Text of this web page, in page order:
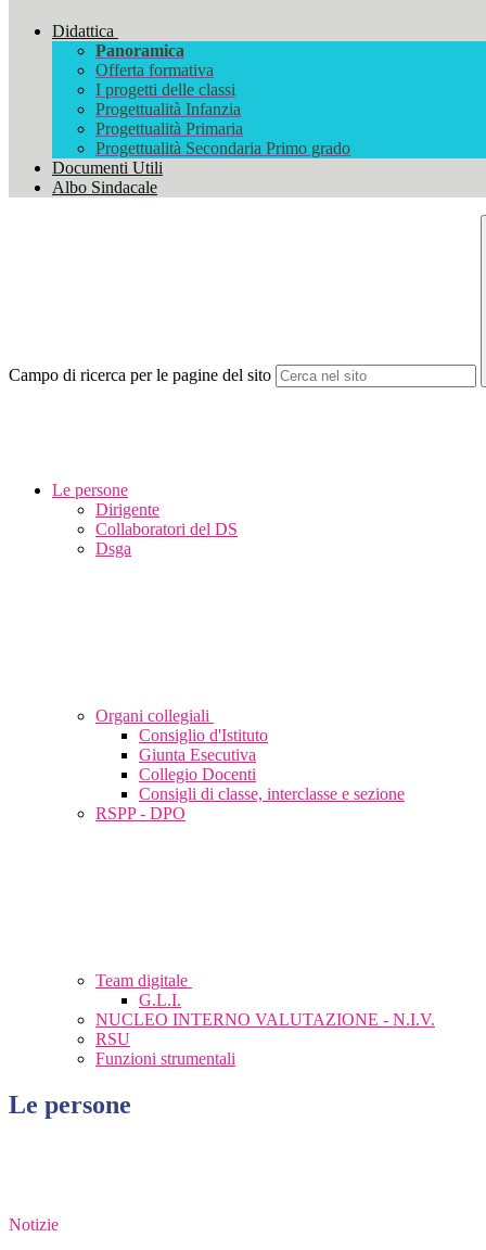
Didattica
Panoramica
Offerta formativa
I progetti delle classi
Progettualità Infanzia
Progettualità Primaria
Progettualità Secondaria Primo grado
Documenti Utili
Albo Sindacale
Campo di ricerca per le pagine del sito
Le persone
Dirigente
Collaboratori del DS
Dsga
Organi collegiali
Consiglio d'Istituto
Giunta Esecutiva
Collegio Docenti
Consigli di classe, interclasse e sezione
RSPP - DPO
Team digitale
G.L.I.
NUCLEO INTERNO VALUTAZIONE - N.I.V.
RSU
Funzioni strumentali
Le persone
Notizie